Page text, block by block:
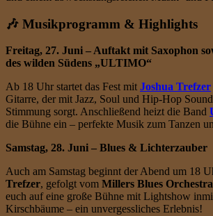
🎶 Musikprogramm & Highlights
Freitag, 27. Juni – Auftakt mit Saxophon
des wilden Südens „ULTIMO“
Ab 18 Uhr startet das Fest mit Joshua Trefzer
Gitarre, der mit Jazz, Soul und Hip-Hop
Stimmung sorgt. Anschließend heizt die Band
die Bühne ein – perfekte Musik zum Tanzen
Samstag, 28. Juni – Blues & Lichterzauber
Auch am Samstag beginnt der Abend um 18
Trefzer, gefolgt vom Millers Blues Orchestra
euch auf eine große Bühne mit Lightshow
Kirschbäume – ein unvergessliches Erlebnis!